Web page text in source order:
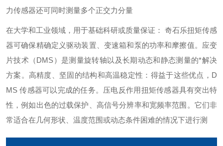
力传感器还可同时测量多个正交力分量
在大学和工业领域，用于基础科研或质量保证： 奇石乐扭矩传感
器可确保精确定义驱动装置、变速箱和泵的功率和摩擦值。应变
片技术（DMS）是测量旋转轴以及长期动态和静态测量的*解决
方案。高精度、坚固的结构和高温稳定性：得益于这些优点，D
MS 传感器可以完成的任务。压电反作用扭矩传感器具有突出特
性，例如出色的过载保护、高信号分辨率和宽频率范围。它们非
常适合在几何形状、温度范围或动态条件困难的情况下进行测